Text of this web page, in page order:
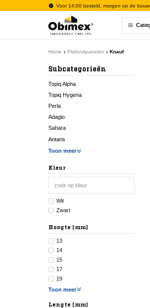
Voor 14:00 besteld, morgen op de bouw
Home Plafondpanelen Knauf
Subcategorieën
Topiq Alpha
Topiq Hygena
Perla
Adagio
Sahara
Antaris
Toon meer
Kleur
Wit
Zwart
Hoogte (mm)
13
14
15
17
19
Toon meer
Lengte (mm)